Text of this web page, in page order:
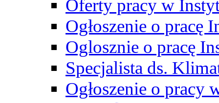
Oferty pracy w
Ogłoszenie o pracę
Oglosznie o pracę
Specjalista ds.
Ogłoszenie o pracy